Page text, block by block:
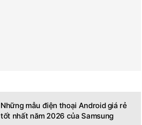
Những mẫu điện thoại Android giá rẻ
tốt nhất năm 2026 của Samsung